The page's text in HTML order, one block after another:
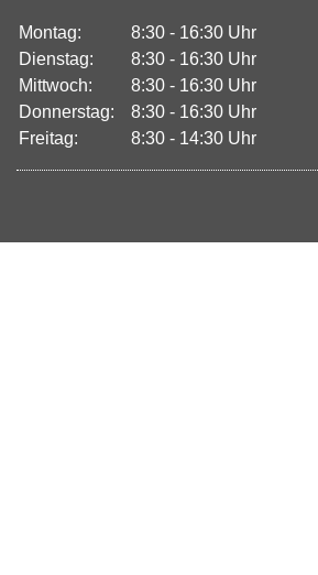
Montag:
8:30 - 16:30 Uhr
Dienstag:
8:30 - 16:30 Uhr
Mittwoch:
8:30 - 16:30 Uhr
Donnerstag:
8:30 - 16:30 Uhr
Freitag:
8:30 - 14:30 Uhr